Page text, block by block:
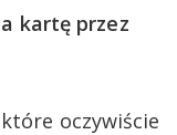
kartę przez
oczywiście